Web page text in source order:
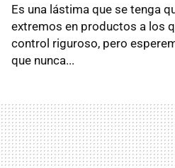
Es una lástima que se tenga
extremos en productos a los
control riguroso, pero
que nunca...